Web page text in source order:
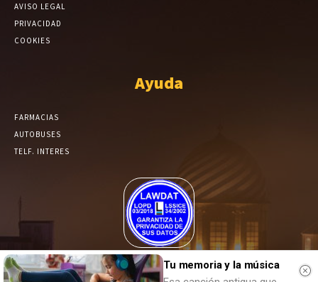
AVISO LEGAL
PRIVACIDAD
COOKIES
Ayuda
FARMACIAS
AUTOBUSES
TELF. INTERES
El Periódico de Yecla alcanza un grado más de compromiso en el
tratamiento de sus datos.
Tu memoria y la música